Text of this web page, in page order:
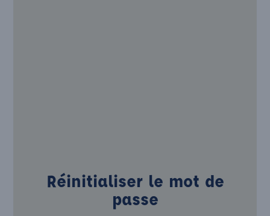
Réinitialiser le mot de
passe